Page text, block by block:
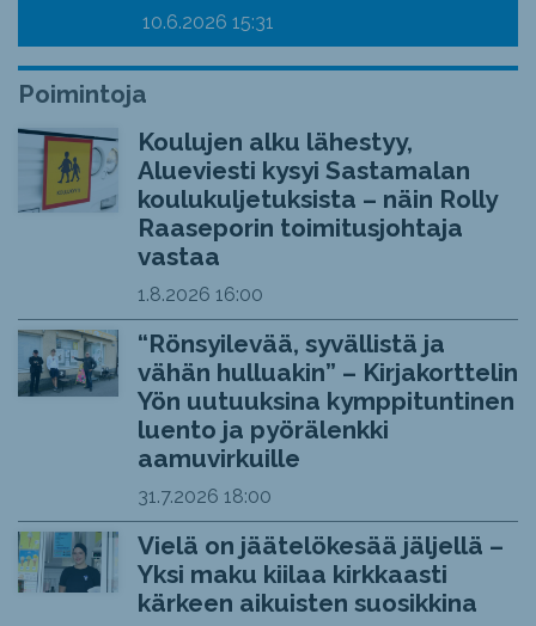
10.6.2026 15:31
Poimintoja
Koulujen alku lähestyy,
Alueviesti kysyi Sastamalan
koulukuljetuksista – näin Rolly
Raaseporin toimitusjohtaja
vastaa
1.8.2026 16:00
“Rönsyilevää, syvällistä ja
vähän hulluakin” – Kirjakorttelin
Yön uutuuksina kymppituntinen
luento ja pyörälenkki
aamuvirkuille
31.7.2026 18:00
Vielä on jäätelökesää jäljellä –
Yksi maku kiilaa kirkkaasti
kärkeen aikuisten suosikkina